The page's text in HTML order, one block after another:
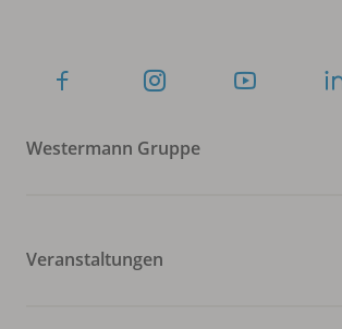
Westermann Gruppe
Veranstaltungen